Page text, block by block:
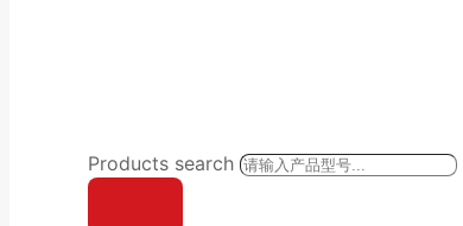
Products search